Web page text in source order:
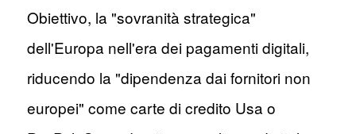
Obiettivo, la "sovranità strategica"
dell'Europa nell'era dei pagamenti digitali,
riducendo la "dipendenza dai fornitori non
europei" come carte di credito Usa o